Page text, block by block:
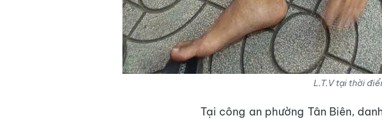
L.T.V tại thời
Tại công an phường Tân Biên,